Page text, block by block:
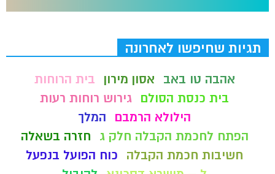
תגיות שחיפשו לאחרונה
אהבה טו באב אסון מירון
בית הרוחות
בית כנסת הסולם גירוש רוחות רעות
הילולא הרמבם
המלך
הפתח לחכמת הקבלה חלק ג
חזרה בשאלה
חשיבות חכמת הקבלה
כוח הפועל בנפעל